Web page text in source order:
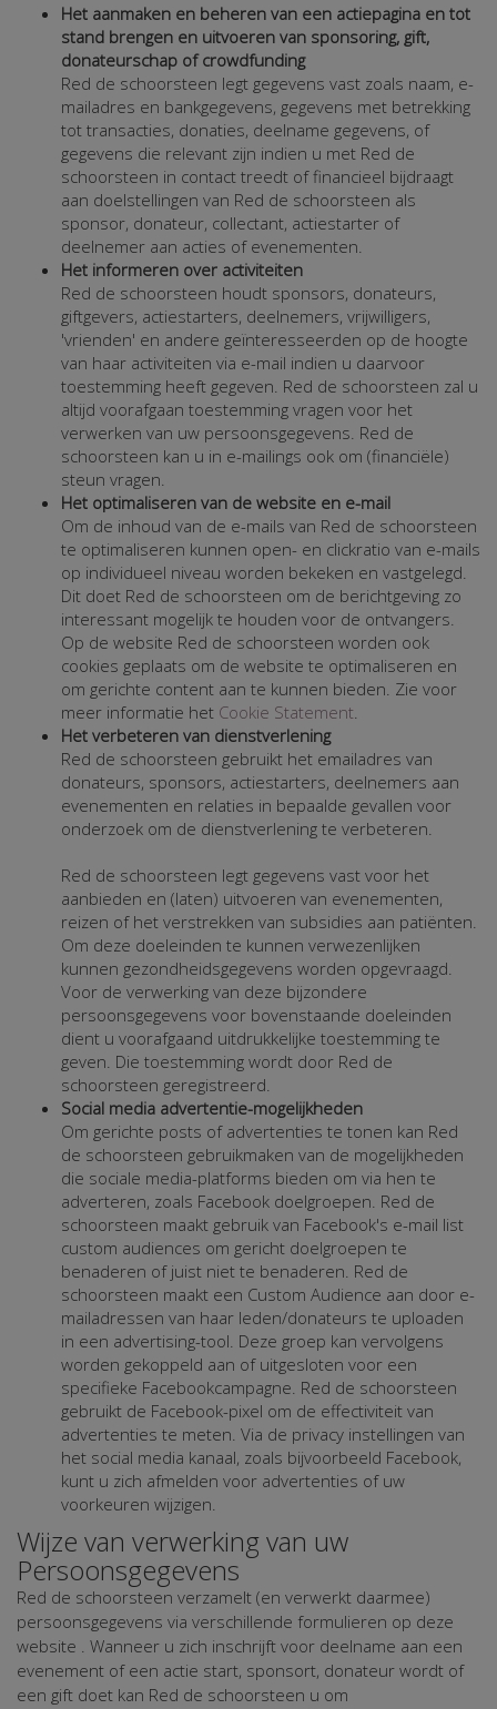
Het aanmaken en beheren van een actiepagina en tot
stand brengen en uitvoeren van sponsoring, gift,
donateurschap of crowdfunding
Red de schoorsteen legt gegevens vast zoals naam, e-
mailadres en bankgegevens, gegevens met betrekking
tot transacties, donaties, deelname gegevens, of
gegevens die relevant zijn indien u met Red de
schoorsteen in contact treedt of financieel bijdraagt
aan doelstellingen van Red de schoorsteen als
sponsor, donateur, collectant, actiestarter of
deelnemer aan acties of evenementen.
Het informeren over activiteiten
Red de schoorsteen houdt sponsors, donateurs,
giftgevers, actiestarters, deelnemers, vrijwilligers,
'vrienden' en andere geïnteresseerden op de hoogte
van haar activiteiten via e-mail indien u daarvoor
toestemming heeft gegeven. Red de schoorsteen zal u
altijd voorafgaan toestemming vragen voor het
verwerken van uw persoonsgegevens. Red de
schoorsteen kan u in e-mailings ook om (financiële)
steun vragen.
Het optimaliseren van de website en e-mail
Om de inhoud van de e-mails van Red de schoorsteen
te optimaliseren kunnen open- en clickratio van e-mails
op individueel niveau worden bekeken en vastgelegd.
Dit doet Red de schoorsteen om de berichtgeving zo
interessant mogelijk te houden voor de ontvangers.
Op de website Red de schoorsteen worden ook
cookies geplaats om de website te optimaliseren en
om gerichte content aan te kunnen bieden. Zie voor
meer informatie het Cookie Statement
Het verbeteren van dienstverlening
Red de schoorsteen gebruikt het emailadres van
donateurs, sponsors, actiestarters, deelnemers aan
evenementen en relaties in bepaalde gevallen voor
onderzoek om de dienstverlening te verbeteren.
Red de schoorsteen legt gegevens vast voor het
aanbieden en (laten) uitvoeren van evenementen,
reizen of het verstrekken van subsidies aan patiënten.
Om deze doeleinden te kunnen verwezenlijken
kunnen gezondheidsgegevens worden opgevraagd.
Voor de verwerking van deze bijzondere
persoonsgegevens voor bovenstaande doeleinden
dient u voorafgaand uitdrukkelijke toestemming te
geven. Die toestemming wordt door Red de
schoorsteen geregistreerd.
Social media advertentie-mogelijkheden
Om gerichte posts of advertenties te tonen kan Red
de schoorsteen gebruikmaken van de mogelijkheden
die sociale media-platforms bieden om via hen te
adverteren, zoals Facebook doelgroepen. Red de
schoorsteen maakt gebruik van Facebook's e-mail list
custom audiences om gericht doelgroepen te
benaderen of juist niet te benaderen. Red de
schoorsteen maakt een Custom Audience aan door e-
mailadressen van haar leden/donateurs te uploaden
in een advertising-tool. Deze groep kan vervolgens
worden gekoppeld aan of uitgesloten voor een
specifieke Facebookcampagne. Red de schoorsteen
gebruikt de Facebook-pixel om de effectiviteit van
advertenties te meten. Via de privacy instellingen van
het social media kanaal, zoals bijvoorbeeld Facebook,
kunt u zich afmelden voor advertenties of uw
voorkeuren wijzigen.
Wijze van verwerking van uw
Persoonsgegevens
Red de schoorsteen verzamelt (en verwerkt daarmee)
persoonsgegevens via verschillende formulieren op deze
website . Wanneer u zich inschrijft voor deelname aan een
evenement of een actie start, sponsort, donateur wordt of
een gift doet kan Red de schoorsteen u om